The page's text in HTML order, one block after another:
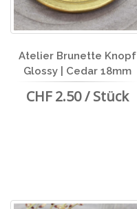
Atelier Brunette Knopf
Glossy | Cedar 18mm
CHF 2.50 / Stück